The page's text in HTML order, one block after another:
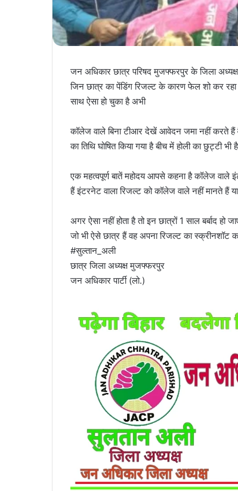
जन अधिकार छात्र परिषद मुजफ्फरपुर के जिला
जिन छात्र का पेंडिंग रिजल्ट के कारण फेल शो कर रहा
साथ ऐसा हो चुका है अभी
कॉलेज वाले बिना टीआर देखें आवेदन जमा नहीं करते हैं
का तिथि घोषित किया गया है बीच में होली का छुट्टी
एक महत्वपूर्ण बातें महोदय आपसे कहना है कॉलेज वाले
हैं इंटरनेट वाला रिजल्ट को कॉलेज वाले नहीं मानते हैं
अगर ऐसा नहीं होता है तो इन छात्रों 1 साल बर्बाद हो
जो भी ऐसे छात्र हैं वह अपना रिजल्ट का स्क्रीनशॉट
#सुल्तान_अली
छात्र जिला अध्यक्ष मुजफ्फरपुर
जन अधिकार पार्टी (लो.)